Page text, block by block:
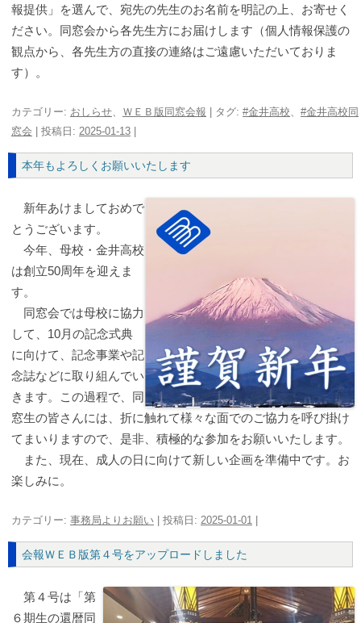
報提供」を選んで、宛先の先生のお名前を明記の上、お寄せく
ださい。同窓会から各先生方にお届けします（個人情報保護の
観点から、各先生方の直接の連絡はご遠慮いただいておりま
す）。
カテゴリー: おしらせ、 ＷＥＢ版同窓会報 | タグ: #金井高校、 #金井高校同
窓会 | 投稿日: 2025-01-13
本年もよろしくお願いいたします
新年あけましておめで
とうございます。
今年、母校・金井高校
は創立50周年を迎えま
す。
同窓会では母校に協力
して、10月の記念式典
に向けて、記念事業や記
念誌などに取り組んでい
きます。この過程で、同
窓生の皆さんには、折に触れて様々な面でのご協力を呼び掛け
てまいりますので、是非、積極的な参加をお願いいたします。
また、現在、成人の日に向けて新しい企画を準備中です。お
楽しみに。
カテゴリー: 事務局よりお願い | 投稿日: 2025-01-01
会報ＷＥＢ版第４号をアップロードしました
第４号は「第
６期生の還暦同